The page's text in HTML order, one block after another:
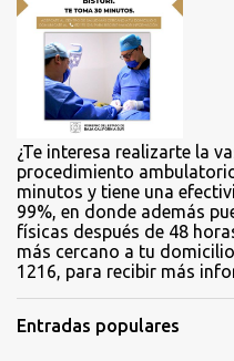
r
o
¿Te interesa realizarte la
procedimiento
minutos y tiene una
99%, en donde además
físicas después de 48
más cercano a tu
1216, para recibir más
Entradas populares